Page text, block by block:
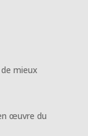
mieux
œuvre du